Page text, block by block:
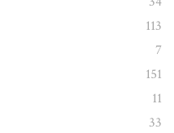
113
7
151
11
33